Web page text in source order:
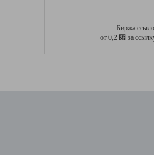
Биржа
от 0,2 ⃏ за